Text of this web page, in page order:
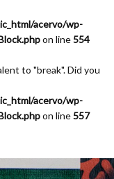
acervo/wp-
on line554
to "break". Did you
acervo/wp-
on line557
Edição - 1995